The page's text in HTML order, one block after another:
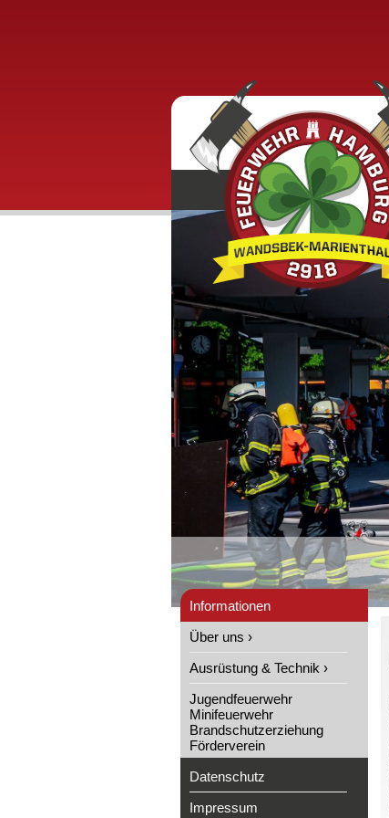
Informationen
Über uns ›
Ausrüstung & Technik ›
Jugendfeuerwehr
Minifeuerwehr
Brandschutzerziehung
Förderverein
Datenschutz
Impressum